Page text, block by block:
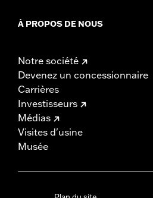
À PROPOS DE NOUS
Notre société
Devenez un concessionnaire
Carrières
Investisseurs
Médias
Visites d'usine
Musée